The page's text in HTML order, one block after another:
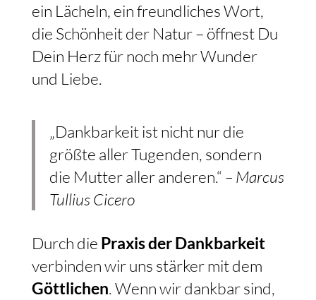
ein Lächeln, ein freundliches Wort,
die Schönheit der Natur – öffnest Du
Dein Herz für noch mehr Wunder
und Liebe.
„Dankbarkeit ist nicht nur die
größte aller Tugenden, sondern
die Mutter aller anderen.“ – Marcus
Tullius Cicero
Durch die Praxis der Dankbarkeit
Göttlichen. Wenn wir dankbar sind,